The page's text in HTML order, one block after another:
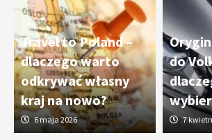
Travel to Poland –
dlaczego warto
odkrywać własny
kraj na nowo?
6 maja 2026
do
7
3
4
Czy sztuczna inteligencja
geodety w przyszłości?
Tworzenie aplikacji